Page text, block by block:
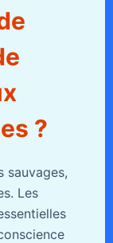
?
sauvages,
Les